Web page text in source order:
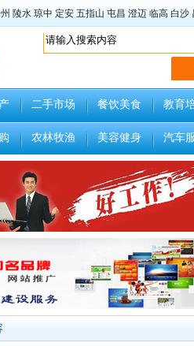
陵水 琼中 定安 五指山 屯昌 澄迈 临高 白沙
二手市场 餐饮美食 教育
农林牧渔 美容健身 汽车